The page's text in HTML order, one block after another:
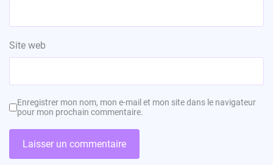
Site web
Enregistrer mon nom, mon e-mail et mon site dans le navigateur
pour mon prochain commentaire.